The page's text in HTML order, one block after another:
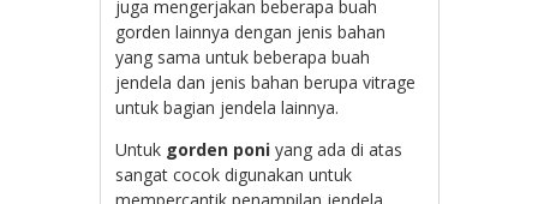
juga mengerjakan beberapa buah
gorden lainnya dengan jenis bahan
yang sama untuk beberapa buah
jendela dan jenis bahan berupa vitrage
untuk bagian jendela lainnya.
Untuk gorden poni yang ada di atas
sangat cocok digunakan untuk
mempercantik penampilan jendela